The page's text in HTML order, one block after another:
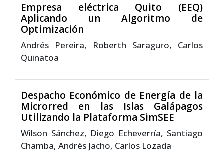
Empresa eléctrica Quito (EEQ)
Aplicando un Algoritmo de
Optimización
Andrés Pereira, Roberth Saraguro, Carlos
Quinatoa
Despacho Económico de Energía de la
Microrred en las Islas Galápagos
Utilizando la Plataforma SimSEE
Wilson Sánchez, Diego Echeverría, Santiago
Chamba, Andrés Jacho, Carlos Lozada